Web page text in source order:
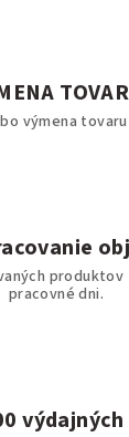
výmena
produktov
pracovné dni.